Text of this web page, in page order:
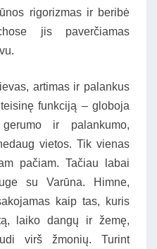
rigorizmas ir beribė
jis paverčiamas
artimas ir palankus
funkciją – globoja
ir palankumo,
vietos. Tik vienas
pačiam. Tačiau labai
su Varūna. Himne,
kaip tas, kuris
laiko dangų ir žemę,
virš žmonių. Turint